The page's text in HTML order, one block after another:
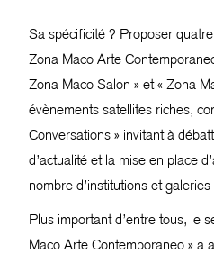
Sa spécificité ? Proposer
Zona Maco Arte
Zona Maco Salon » et « Zona
évènements satellites riches,
Conversations » invitant à
d’actualité et la mise en place
nombre d’institutions et
Plus important d’entre tous, le
Maco Arte Contemporaneo » a